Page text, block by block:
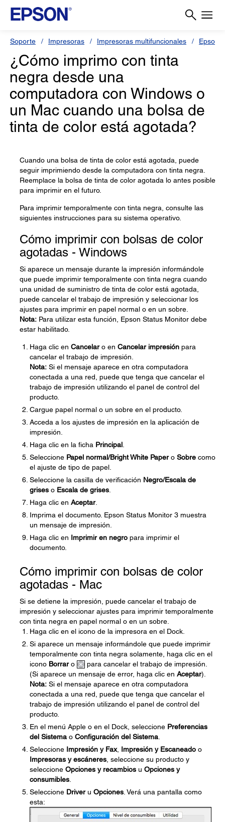
Soporte Impresoras Impresoras multifuncionales Epson
¿Cómo imprimo con tinta
negra desde una
computadora con Windows o
un Mac cuando una bolsa de
tinta de color está agotada?
Cuando una bolsa de tinta de color está agotada, puede
seguir imprimiendo desde la computadora con tinta negra.
Reemplace la bolsa de tinta de color agotada lo antes posible
para imprimir en el futuro.
Para imprimir temporalmente con tinta negra, consulte las
siguientes instrucciones para su sistema operativo.
Cómo imprimir con bolsas de color
agotadas - Windows
Si aparece un mensaje durante la impresión informándole
que puede imprimir temporalmente con tinta negra cuando
una unidad de suministro de tinta de color está agotada,
puede cancelar el trabajo de impresión y seleccionar los
ajustes para imprimir en papel normal o en un sobre.
Nota: Para utilizar esta función, Epson Status Monitor debe
estar habilitado.
Haga clic en Cancelaro en Cancelar impresión para
cancelar el trabajo de impresión.
Nota: Si el mensaje aparece en otra computadora
conectada a una red, puede que tenga que cancelar el
trabajo de impresión utilizando el panel de control del
producto.
Cargue papel normal o un sobre en el producto.
Acceda a los ajustes de impresión en la aplicación de
impresión.
Haga clic en la ficha Principal
Seleccione Papel normal/Bright White Papero Sobre como
el ajuste de tipo de papel.
Seleccione la casilla de verificación Negro/Escala de
grises o Escala de grises
Haga clic en Aceptar.
Imprima el documento. Epson Status Monitor 3 muestra
un mensaje de impresión.
Haga clic en Imprimir en negro para imprimir el
documento.
Cómo imprimir con bolsas de color
agotadas - Mac
Si se detiene la impresión, puede cancelar el trabajo de
impresión y seleccionar ajustes para imprimir temporalmente
con tinta negra en papel normal o en un sobre.
Haga clic en el icono de la impresora en el Dock.
Si aparece un mensaje informándole que puede imprimir
temporalmente con tinta negra solamente, haga clic en el
icono Borraro
para cancelar el trabajo de impresión.
(Si aparece un mensaje de error, haga clic en Aceptar).
Nota: Si el mensaje aparece en otra computadora
conectada a una red, puede que tenga que cancelar el
trabajo de impresión utilizando el panel de control del
producto.
En el menú Apple o en el Dock, seleccione Preferencias
del Sistema o Configuración del Sistema
Seleccione Impresión y Fax, Impresión y Escaneado o
Impresoras y escáneres , seleccione su producto y
seleccione Opciones y recambios u Opciones y
consumibles
Seleccione Driveru Opciones . Verá una pantalla como
esta: